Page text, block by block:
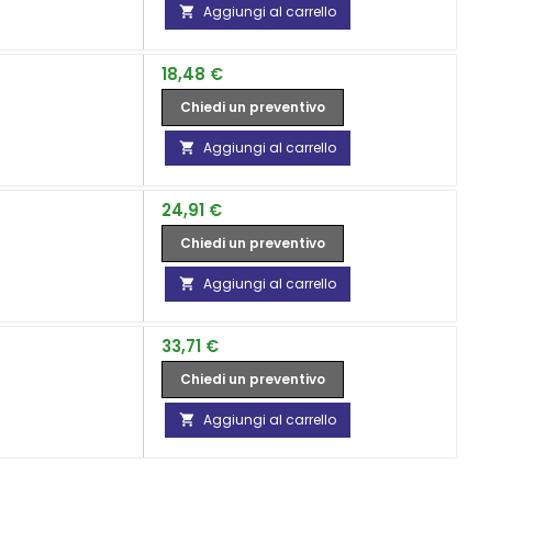
 Aggiungi al carrello
Prezzo
18,48 €
Chiedi un preventivo
 Aggiungi al carrello
Prezzo
24,91 €
Chiedi un preventivo
 Aggiungi al carrello
Prezzo
33,71 €
Chiedi un preventivo
 Aggiungi al carrello